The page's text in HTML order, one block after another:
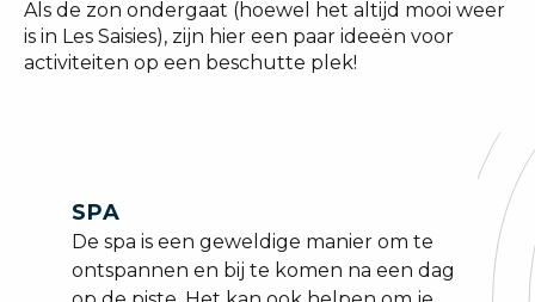
Als de zon ondergaat (hoewel het altijd mooi weer
is in Les Saisies), zijn hier een paar ideeën voor
activiteiten op een beschutte plek!
SPA
De spa is een geweldige manier om te
ontspannen en bij te komen na een dag